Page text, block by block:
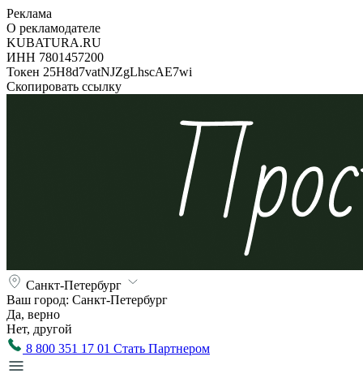
Реклама
О рекламодателе
KUBATURA.RU
ИНН 7801457200
Токен 25H8d7vatNJZgLhscAE7wi
Скопировать ссылку
Санкт-Петербург
Ваш город: Санкт-Петербург
Да, верно
Нет, другой
8 800 351 17 01 Стать Партнером